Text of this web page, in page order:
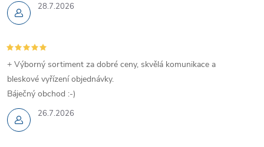
28.7.2026
26.7.2026
+ Výborný sortiment za dobré ceny, skvělá komunikace a
bleskové vyřízení objednávky.
Báječný obchod :-)